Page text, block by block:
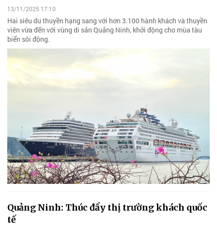
13/11/2025 17:10
Hai siêu du thuyền hạng sang với hơn 3.100 hành khách và thuyền
viên vừa đến với vùng di sản Quảng Ninh, khởi động cho mùa tàu
biển sôi động.
Quảng Ninh: Thúc đẩy thị trường khách quốc
tế